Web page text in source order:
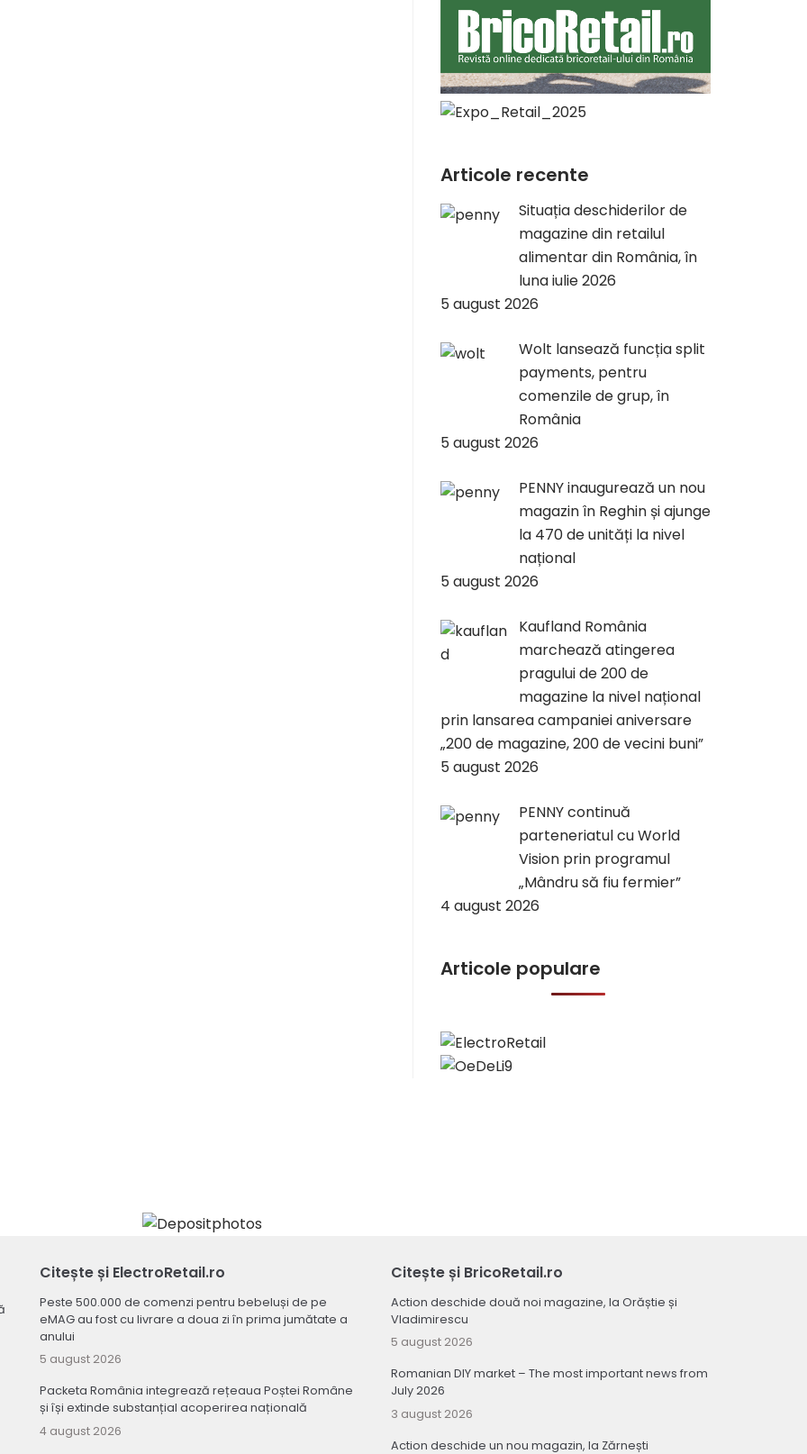
Articole recente
Situația deschiderilor de
magazine din retailul
alimentar din România, în
luna iulie 2026
5 august 2026
Wolt lansează funcția split
payments, pentru
comenzile de grup, în
România
5 august 2026
PENNY inaugurează un nou
magazin în Reghin și ajunge
la 470 de unități la nivel
național
5 august 2026
Kaufland România
marchează atingerea
pragului de 200 de
magazine la nivel național
prin lansarea campaniei aniversare
„200 de magazine, 200 de vecini buni”
5 august 2026
PENNY continuă
parteneriatul cu World
Vision prin programul
„Mândru să fiu fermier”
4 august 2026
Articole populare
Citește și ElectroRetail.ro
Peste 500.000 de comenzi pentru bebeluși de pe
eMAG au fost cu livrare a doua zi în prima jumătate a
anului
5 august 2026
Packeta România integrează rețeaua Poștei Române
și își extinde substanțial acoperirea națională
4 august 2026
Citește și BricoRetail.ro
Action deschide două noi magazine, la Orăștie și
Vladimirescu
5 august 2026
Romanian DIY market – The most important news from
July 2026
3 august 2026
Action deschide un nou magazin, la Zărnești